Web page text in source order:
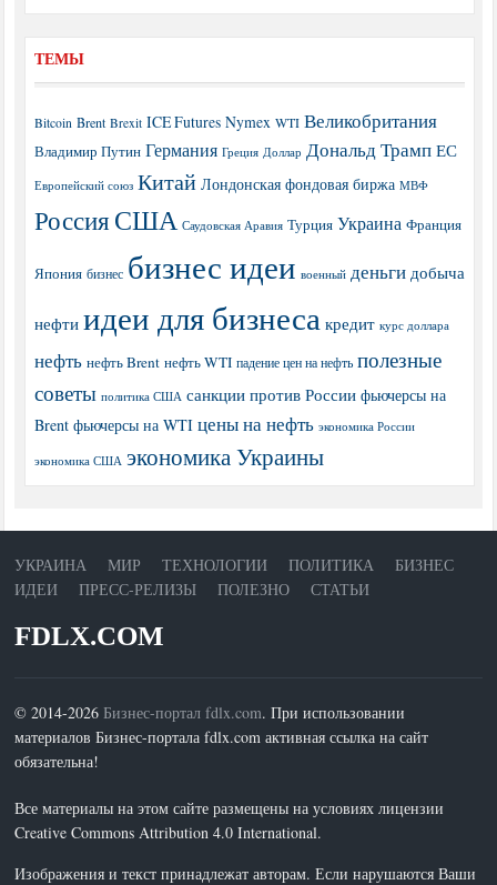
ТЕМЫ
Bitcoin Brent Brexit ICE Futures Nymex WTI Великобритания
Владимир Путин Германия Греция Доллар Дональд Трамп ЕС
Европейский союз Китай Лондонская фондовая биржа МВФ
РоссияСША Саудовская Аравия Турция Украина Франция
Япония бизнес бизнес идеи военный деньги добыча
нефти идеи для бизнеса кредит курс доллара
нефть нефть Brent нефть WTI падение цен на нефть полезные
советы политика США санкции против России фьючерсы на
Brent фьючерсы на WTI цены на нефть экономика России
экономика США экономика Украины
УКРАИНА МИР ТЕХНОЛОГИИ ПОЛИТИКА
БИЗНЕС
ИДЕИ
ПРЕСС-РЕЛИЗЫ ПОЛЕЗНО СТАТЬИ
FDLX.COM
© 2014-2026 Бизнес-портал fdlx.com. При использовании
материалов Бизнес-портала fdlx.com активная ссылка на сайт
обязательна!
Все материалы на этом сайте размещены на условиях лицензии
Creative Commons Attribution 4.0 International.
Изображения и текст принадлежат авторам. Если нарушаются Ваши